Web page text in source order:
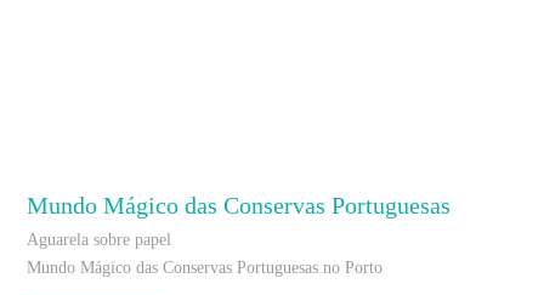
Mundo Mágico das Conservas Portuguesas
Aguarela sobre papel
Mundo Mágico das Conservas Portuguesas no Porto